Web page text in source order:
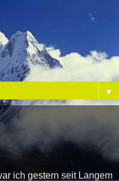
▼
ich gestern seit Langem